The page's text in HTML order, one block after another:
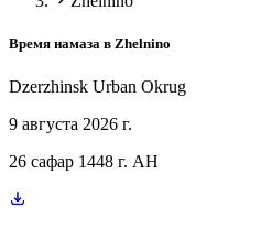
Время намаза в Zhelnino
Dzerzhinsk Urban Okrug
9 августа 2026 г.
26 сафар 1448 г. AH